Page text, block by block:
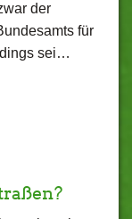
der
für
sei…